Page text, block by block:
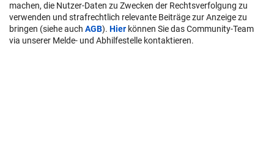
machen, die Nutzer-Daten zu Zwecken der Rechtsverfolgung zu
verwenden und strafrechtlich relevante Beiträge zur Anzeige zu
bringen (siehe auch AGB). Hier können Sie das Community-Team
via unserer Melde- und Abhilfestelle kontaktieren.